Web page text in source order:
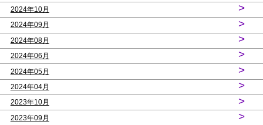
2024年10月 >
2024年09月 >
2024年08月 >
2024年06月 >
2024年05月 >
2024年04月 >
2023年10月 >
2023年09月 >